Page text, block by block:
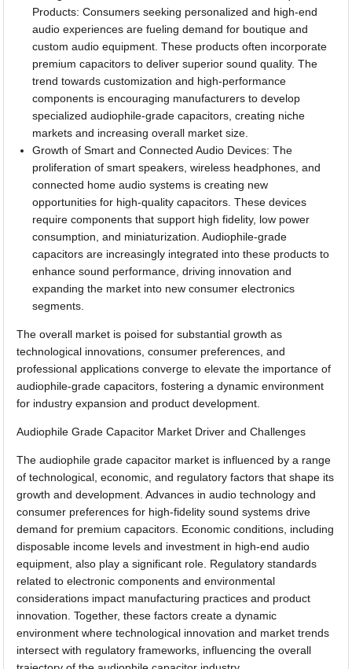
Products: Consumers seeking personalized and high-end
audio experiences are fueling demand for boutique and
custom audio equipment. These products often incorporate
premium capacitors to deliver superior sound quality. The
trend towards customization and high-performance
components is encouraging manufacturers to develop
specialized audiophile-grade capacitors, creating niche
markets and increasing overall market size.
Growth of Smart and Connected Audio Devices: The
proliferation of smart speakers, wireless headphones, and
connected home audio systems is creating new
opportunities for high-quality capacitors. These devices
require components that support high fidelity, low power
consumption, and miniaturization. Audiophile-grade
capacitors are increasingly integrated into these products to
enhance sound performance, driving innovation and
expanding the market into new consumer electronics
segments.
The overall market is poised for substantial growth as
technological innovations, consumer preferences, and
professional applications converge to elevate the importance of
audiophile-grade capacitors, fostering a dynamic environment
for industry expansion and product development.
Audiophile Grade Capacitor Market Driver and Challenges
The audiophile grade capacitor market is influenced by a range
of technological, economic, and regulatory factors that shape its
growth and development. Advances in audio technology and
consumer preferences for high-fidelity sound systems drive
demand for premium capacitors. Economic conditions, including
disposable income levels and investment in high-end audio
equipment, also play a significant role. Regulatory standards
related to electronic components and environmental
considerations impact manufacturing practices and product
innovation. Together, these factors create a dynamic
environment where technological innovation and market trends
intersect with regulatory frameworks, influencing the overall